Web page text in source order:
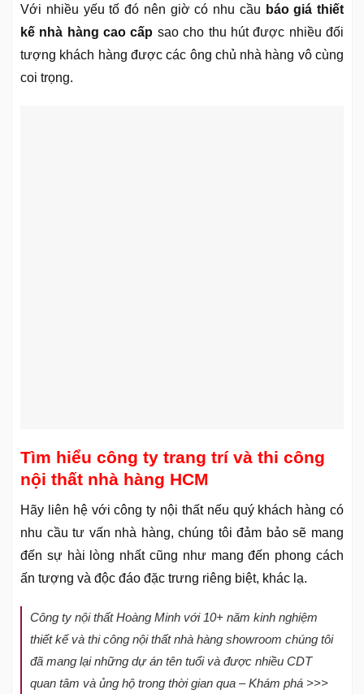
Với nhiều yếu tố đó nên giờ có nhu cầu báo giá thiết
kế nhà hàng cao cấp sao cho thu hút được nhiều đối
tượng khách hàng được các ông chủ nhà hàng vô cùng
coi trọng.
Tìm hiểu công ty trang trí và thi công
nội thất nhà hàng HCM
Hãy liên hệ với công ty nội thất nếu quý khách hàng có
nhu cầu tư vấn nhà hàng, chúng tôi đảm bảo sẽ mang
đến sự hài lòng nhất cũng như mang đến phong cách
ấn tượng và độc đáo đặc trưng riêng biệt, khác lạ.
Công ty nội thất Hoàng Minh với 10+ năm kinh nghiệm
thiết kế và thi công nội thất nhà hàng showroom chúng tôi
đã mang lại những dự án tên tuổi và được nhiều CDT
quan tâm và ủng hộ trong thời gian qua – Khám phá >>>